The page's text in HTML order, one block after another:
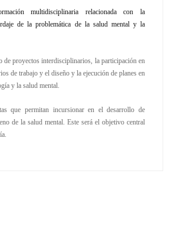
multidisciplinaria relacionada con la
de la problemática de la salud mental y la
de proyectos interdisciplinarios, la participación en
de trabajo y el diseño y la ejecución de planes en
y la salud mental.
que permitan incursionar en el desarrollo de
de la salud mental. Este será el objetivo central